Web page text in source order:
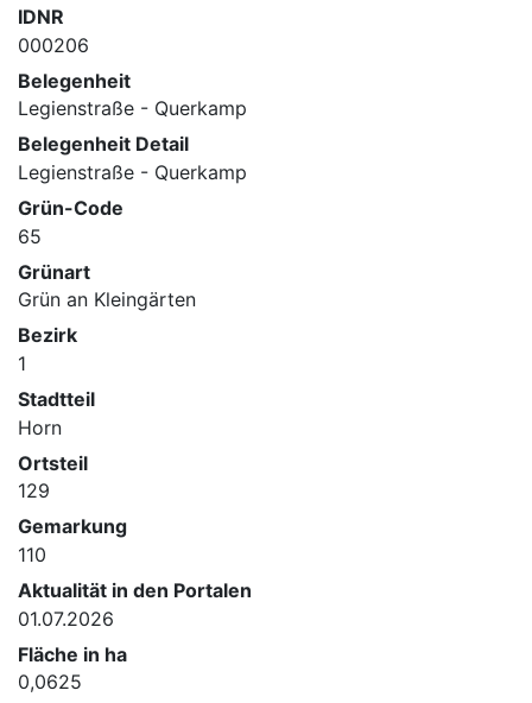
IDNR
000206
Belegenheit
Legienstraße - Querkamp
Belegenheit Detail
Legienstraße - Querkamp
Grün-Code
65
Grünart
Grün an Kleingärten
Bezirk
1
Stadtteil
Horn
Ortsteil
129
Gemarkung
110
Aktualität in den Portalen
01.07.2026
Fläche in ha
0,0625